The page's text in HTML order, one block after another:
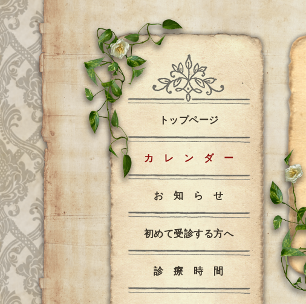
トップページ
カ レ ン ダ ー
お 知 ら せ
初めて受診する方へ
診 療 時 間